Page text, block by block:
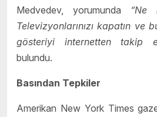
Medvedev, yorumunda “Ne
Televizyonlarınızı kapatın ve
gösteriyi internetten takip
bulundu.
Basından Tepkiler
Amerikan New York Times